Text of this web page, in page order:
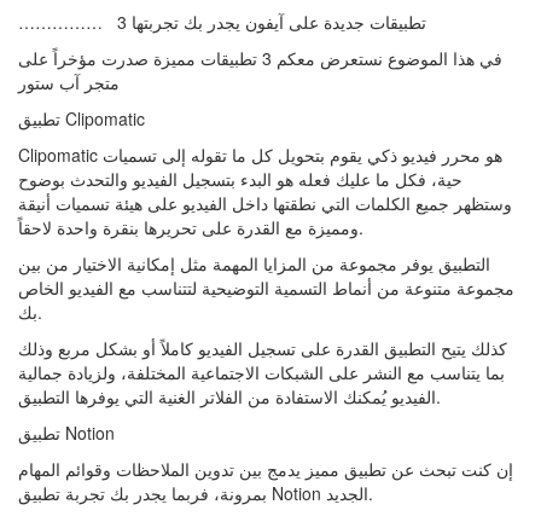
…………… 3 تطبيقات جديدة على آيفون يجدر بك تجربتها
في هذا الموضوع نستعرض معكم 3 تطبيقات مميزة صدرت مؤخراً على
متجر آب ستور
تطبيق Clipomatic
Clipomatic هو محرر فيديو ذكي يقوم بتحويل كل ما تقوله إلى تسميات
حية، فكل ما عليك فعله هو البدء بتسجيل الفيديو والتحدث بوضوح
وستظهر جميع الكلمات التي نطقتها داخل الفيديو على هيئة تسميات أنيقة
ومميزة مع القدرة على تحريرها بنقرة واحدة لاحقاً.
التطبيق يوفر مجموعة من المزايا المهمة مثل إمكانية الاختيار من بين
مجموعة متنوعة من أنماط التسمية التوضيحية لتتناسب مع الفيديو الخاص
بك.
كذلك يتيح التطبيق القدرة على تسجيل الفيديو كاملاً أو بشكل مربع وذلك
بما يتناسب مع النشر على الشبكات الاجتماعية المختلفة، ولزيادة جمالية
الفيديو يُمكنك الاستفادة من الفلاتر الغنية التي يوفرها التطبيق.
تطبيق Notion
إن كنت تبحث عن تطبيق مميز يدمج بين تدوين الملاحظات وقوائم المهام
بمرونة، فربما يجدر بك تجربة تطبيق Notion الجديد.